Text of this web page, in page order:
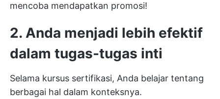
mencoba mendapatkan promosi!
2. Anda menjadi lebih efektif
dalam tugas-tugas inti
Selama kursus sertifikasi, Anda belajar tentang
berbagai hal dalam konteksnya.